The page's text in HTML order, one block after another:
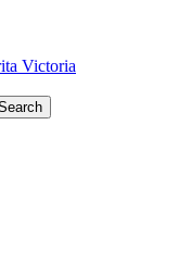
Victoria